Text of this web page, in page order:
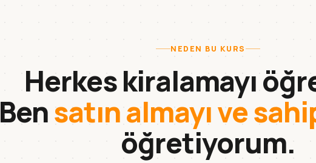
NEDEN BU KURS
Herkes kiralamayı
Bensatın almayı ve
öğretiyorum.